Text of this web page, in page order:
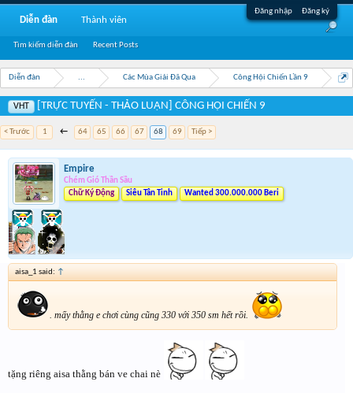
Đăng nhập Đăng ký
Diễn đàn ... Các Mùa Giải Đã Qua Công Hội Chiến Lần 9
VHT [TRỰC TUYẾN - THẢO LUẬN] CÔNG HỘI CHIẾN 9
< Trước 1 ← 64 65 66 67 68 69 Tiếp >
Empire
Chém Gió Thần Sầu
Chữ Ký Động
Siêu Tân Tinh Wanted 300.000.000 Beri
aisa_1 said: ↑
. mấy thằng e chơi cùng cũng 330 với 350 sm hết rồi.
tặng riêng aisa thằng bán ve chai nè
Diễn đàn
Tìm kiếm diễn đàn Recent Posts
Thành viên